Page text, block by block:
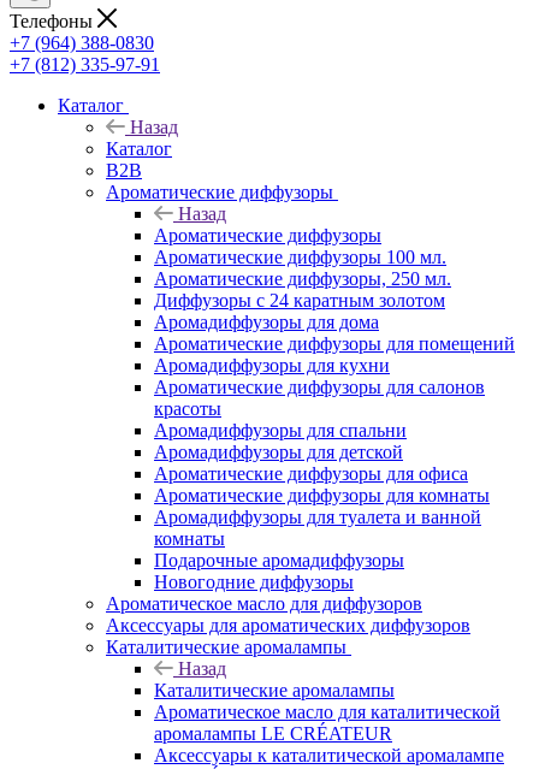
Телефоны
+7 (964) 388-0830
+7 (812) 335-97-91
Каталог
Назад
Каталог
B2B
Ароматические диффузоры
Назад
Ароматические диффузоры
Ароматические диффузоры 100 мл.
Ароматические диффузоры, 250 мл.
Диффузоры с 24 каратным золотом
Аромадиффузоры для дома
Ароматические диффузоры для помещений
Аромадиффузоры для кухни
Ароматические диффузоры для салонов
красоты
Аромадиффузоры для спальни
Аромадиффузоры для детской
Ароматические диффузоры для офиса
Ароматические диффузоры для комнаты
Аромадиффузоры для туалета и ванной
комнаты
Подарочные аромадиффузоры
Новогодние диффузоры
Ароматическое масло для диффузоров
Аксессуары для ароматических диффузоров
Каталитические аромалампы
Назад
Каталитические аромалампы
Ароматическое масло для каталитической
аромалампы LE CRÉATEUR
Аксессуары к каталитической аромалампе